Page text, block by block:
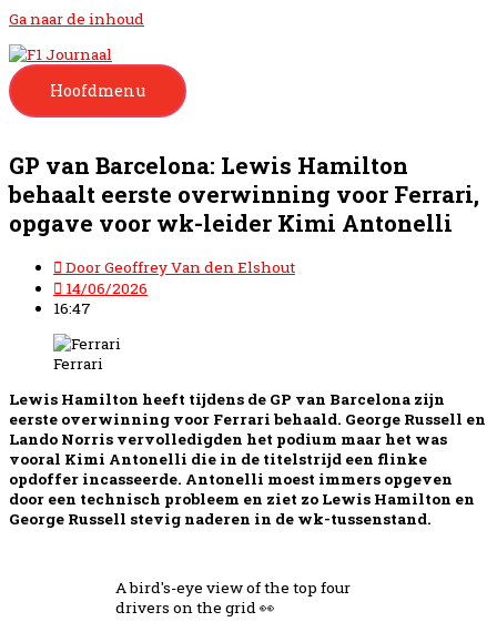
Ga naar de inhoud
Hoofdmenu
GP van Barcelona: Lewis Hamilton
behaalt eerste overwinning voor Ferrari,
opgave voor wk-leider Kimi Antonelli
DoorGeoffrey Van den Elshout
14/06/2026
16:47
Ferrari
Lewis Hamilton heeft tijdens de GP van Barcelona zijn
eerste overwinning voor Ferrari behaald. George Russell en
Lando Norris vervolledigden het podium maar het was
vooral Kimi Antonelli die in de titelstrijd een flinke
opdoffer incasseerde. Antonelli moest immers opgeven
door een technisch probleem en ziet zo Lewis Hamilton en
George Russell stevig naderen in de wk-tussenstand.
A bird's-eye view of the top four
drivers on the grid 👀